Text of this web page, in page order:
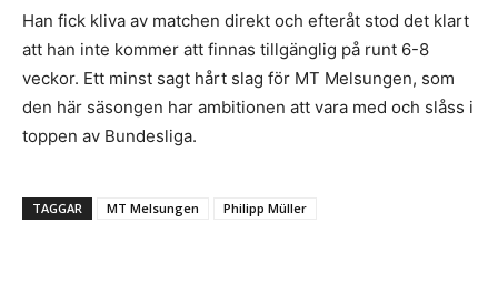
Han fick kliva av matchen direkt och efteråt stod det klart
att han inte kommer att finnas tillgänglig på runt 6-8
veckor. Ett minst sagt hårt slag för MT Melsungen, som
den här säsongen har ambitionen att vara med och slåss i
toppen av Bundesliga.
TAGGAR MT Melsungen Philipp Müller